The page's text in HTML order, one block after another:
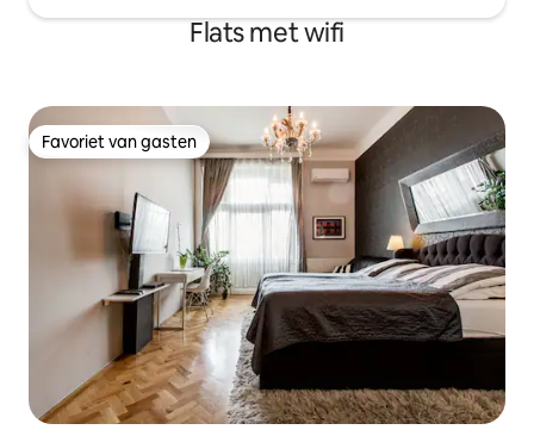
Flats met wifi
Favoriet van gasten
Favoriet van gasten